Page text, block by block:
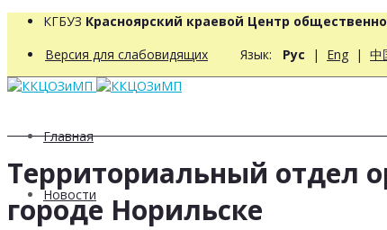
КГБУЗ Красноярский краевой Центр
Версия для слабовидящих Язык: Рус | Eng | 中
Главная
Новости
Территориальный отдел
городе Норильске